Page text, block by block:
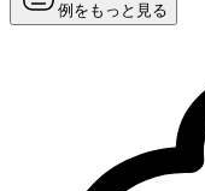
例をもっと見る